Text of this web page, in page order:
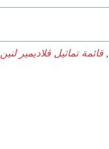
قائمة تماثيل ڤلاديمير لنين